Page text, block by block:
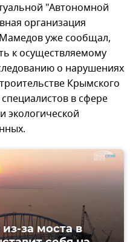
"Автономной
организация
Мамедов уже сообщал,
к осуществляемому
о нарушениях
Крымского
в сфере
за моста в